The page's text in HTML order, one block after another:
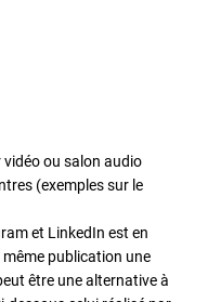
vidéo ou salon audio
(exemples sur le
et LinkedIn est en
publication une
être une alternative à